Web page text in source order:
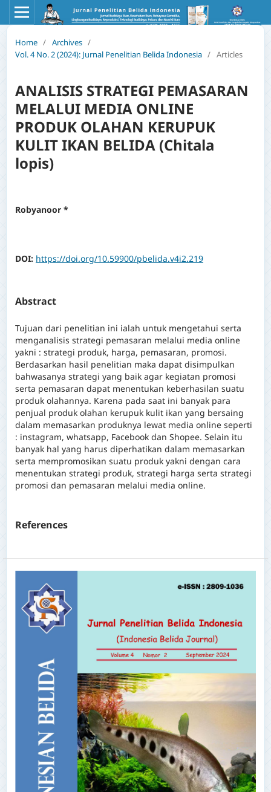
Home / Archives /
Vol. 4 No. 2 (2024): Jurnal Penelitian Belida Indonesia / Articles
ANALISIS STRATEGI PEMASARAN
MELALUI MEDIA ONLINE
PRODUK OLAHAN KERUPUK
KULIT IKAN BELIDA (Chitala
lopis)
Robyanoor *
DOI: https://doi.org/10.59900/pbelida.v4i2.219
Abstract
Tujuan dari penelitian ini ialah untuk mengetahui serta
menganalisis strategi pemasaran melalui media online
yakni : strategi produk, harga, pemasaran, promosi.
Berdasarkan hasil penelitian maka dapat disimpulkan
bahwasanya strategi yang baik agar kegiatan promosi
serta pemasaran dapat menentukan keberhasilan suatu
produk olahannya. Karena pada saat ini banyak para
penjual produk olahan kerupuk kulit ikan yang bersaing
dalam memasarkan produknya lewat media online seperti
: instagram, whatsapp, Facebook dan Shopee. Selain itu
banyak hal yang harus diperhatikan dalam memasarkan
serta mempromosikan suatu produk yakni dengan cara
menentukan strategi produk, strategi harga serta strategi
promosi dan pemasaran melalui media online.
References